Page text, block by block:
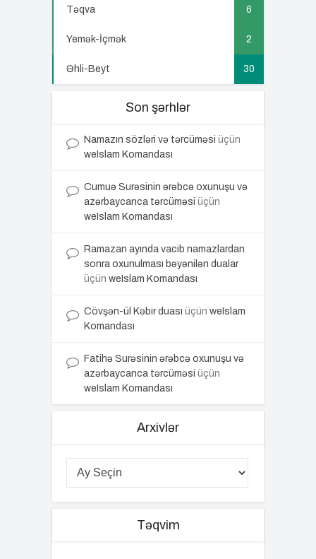
Təqva 6
Yemək-İçmək 2
Əhli-Beyt 30
Son şərhlər
Namazın sözləri və tərcüməsi üçün
weIslam Komandası
Cumuə Surəsinin ərəbcə oxunuşu və
azərbaycanca tərcüməsi üçün
weIslam Komandası
Ramazan ayında vacib namazlardan
sonra oxunulması bəyənilən dualar
üçün weIslam Komandası
Cövşən-ül Kəbir duası üçün weIslam
Komandası
Fatihə Surəsinin ərəbcə oxunuşu və
azərbaycanca tərcüməsi üçün
weIslam Komandası
Arxivlər
Təqvim